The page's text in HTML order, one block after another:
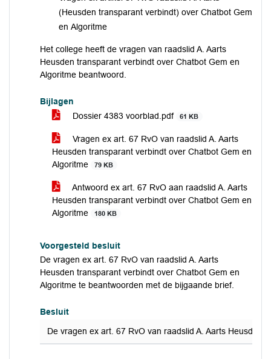
(Heusden transparant verbindt) over Chatbot Gem
en Algoritme
Het college heeft de vragen van raadslid A. Aarts
Heusden transparant verbindt over Chatbot Gem en
Algoritme beantwoord.
Bijlagen
Dossier 4383 voorblad.pdf
61 KB
Vragen ex art. 67 RvO van raadslid A. Aarts
Heusden transparant verbindt over Chatbot Gem en
Algoritme
79 KB
Antwoord ex art. 67 RvO aan raadslid A. Aarts
Heusden transparant verbindt over Chatbot Gem en
Algoritme
180 KB
Voorgesteld besluit
De vragen ex art. 67 RvO van raadslid A. Aarts
Heusden transparant verbindt over Chatbot Gem en
Algoritme te beantwoorden met de bijgaande brief.
Besluit
De vragen ex art. 67 RvO van raadslid A. Aarts